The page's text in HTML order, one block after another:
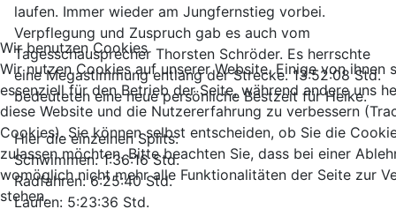
laufen. Immer wieder am Jungfernstieg vorbei.
Verpflegung und Zuspruch gab es auch vom
Tagesschausprecher Thorsten Schröder. Es herrschte
eine Megastimmung entlang der Strecke. 13:52:08 Std.
bedeuteten eine neue persönliche Bestzeit für Heike.
Hier die einzelnen Splits:
Schwimmen: 1:36:16 Std.
Radfahren: 6:25:40 Std.
Laufen: 5:23:36 Std.
Wir benutzen Cookies
Wir nutzen Cookies auf unserer Website. Einige von ihnen
essenziell für den Betrieb der Seite, während andere uns
diese Website und die Nutzererfahrung zu verbessern
Cookies). Sie können selbst entscheiden, ob Sie die
zulassen möchten. Bitte beachten Sie, dass bei einer
womöglich nicht mehr alle Funktionalitäten der Seite zur
stehen.